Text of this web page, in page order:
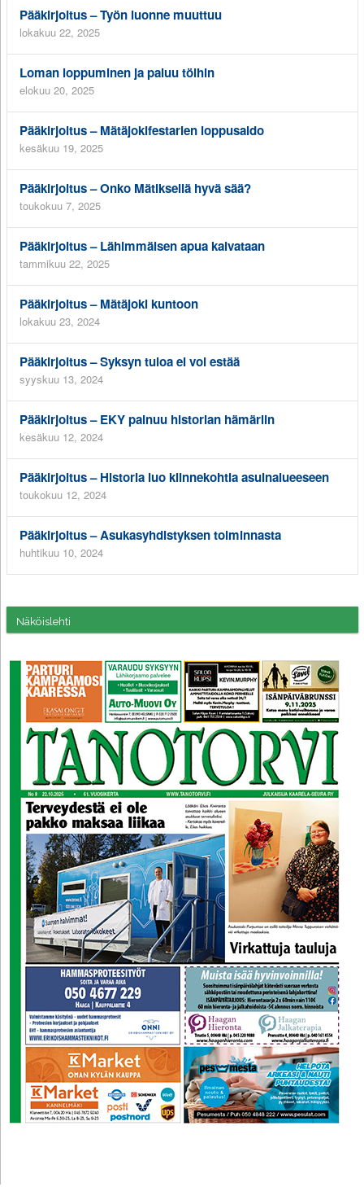
Pääkirjoitus – Työn luonne muuttuu
lokakuu 22, 2025
Loman loppuminen ja paluu töihin
elokuu 20, 2025
Pääkirjoitus – Mätäjokifestarien loppusaldo
kesäkuu 19, 2025
Pääkirjoitus – Onko Mätiksellä hyvä sää?
toukokuu 7, 2025
Pääkirjoitus – Lähimmäisen apua kaivataan
tammikuu 22, 2025
Pääkirjoitus – Mätäjoki kuntoon
lokakuu 23, 2024
Pääkirjoitus – Syksyn tuloa ei voi estää
syyskuu 13, 2024
Pääkirjoitus – EKY painuu historian hämäriin
kesäkuu 12, 2024
Pääkirjoitus – Historia luo kiinnekohtia asuinalueeseen
toukokuu 12, 2024
Pääkirjoitus – Asukasyhdistyksen toiminnasta
huhtikuu 10, 2024
Näköislehti